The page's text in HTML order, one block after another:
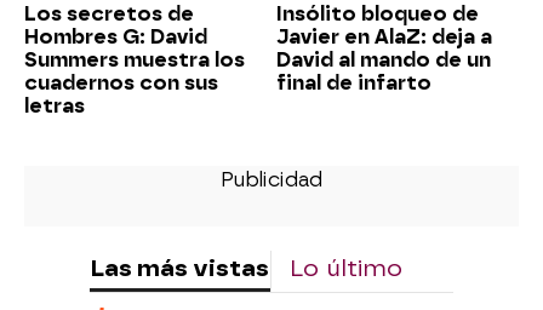
Los secretos de
Hombres G: David
Summers muestra los
cuadernos con sus
letras
Insólito bloqueo de
Javier en AlaZ: deja a
David al mando de un
final de infarto
Las más vistas Lo último